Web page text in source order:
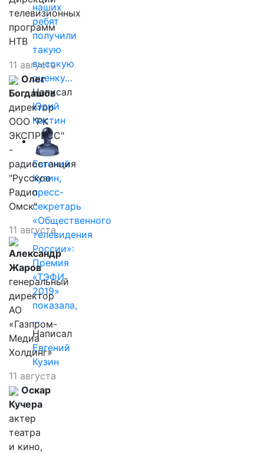
наших
ребят
получили
такую
высокую
оценку…
Написал
Юрий
Костин
Евгений
Кузин,
пресс-
секретарь
«Общественного
телевидения
России»:
Премия
«ТЭФИ
2019»
показала,
…
Написал
Евгений
Кузин
телевизионных
программ
НТВ
11 августа
Олег
Богдашов
директор
ООО "РК
ЭКСПРЕСС"
-
радиостанция
"Русское
Радио
Омск"
11 августа
Александр
Жаров
генеральный
директор
АО
«Газпром-
Медиа
Холдинг»
11 августа
Оскар
Кучера
актер
театра
и кино,